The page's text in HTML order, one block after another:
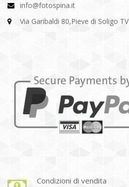
info@fotospina.it
Via Garibaldi 80,Pieve di Soligo TV
Condizioni di vendita